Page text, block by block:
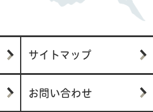
サイトマップ
お問い合わせ